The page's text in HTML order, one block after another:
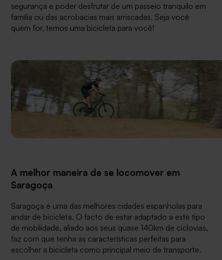
segurança e poder desfrutar de um passeio tranquilo em
família ou das acrobacias mais arriscadas. Seja você
quem for, temos uma bicicleta para você!
A melhor maneira de se locomover em
Saragoça
Saragoça é uma das melhores cidades espanholas para
andar de bicicleta. O facto de estar adaptado a este tipo
de mobilidade, aliado aos seus quase 140km de ciclovias,
faz com que tenha as características perfeitas para
escolher a bicicleta como principal meio de transporte.